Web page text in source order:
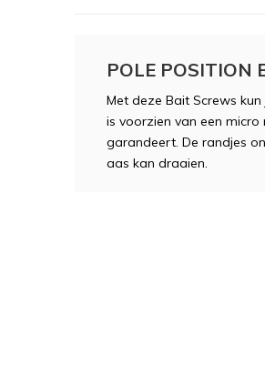
POLE POSITION
Met deze Bait Screws
is voorzien van een
garandeert. De randjes
aas kan draaien.